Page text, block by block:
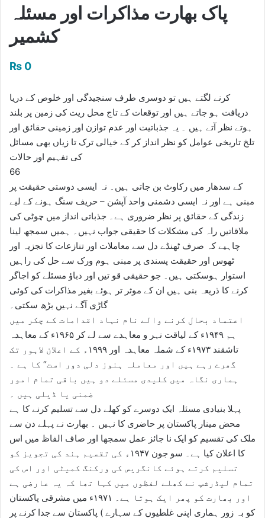
پاک بھارت مذاکرات اور مسئلہ
کشمیر
₨ 0
کرنے لگتے ہیں تو دوسری طرف سنجیدگی اور خلوص کے دریا
دریافت ہو جاتے ہیں اور توقعات کے تاج محل ریت کی زمین پر بلند
ہوتے نظر آتے ہیں ۔ یہ جذباتیت اور عدم توازن اور زمینی حقائق اور
تلخ تاریخی عوامل کو نظر انداز کر کے خیالی ترک تا زیاں بھی مسائل
کی تفہیم اور حالات
66
کے سدھار میں رکاوٹ بن جاتی ہیں۔ نہ ایسی دوستی حقیقت پر
مبنی ہے اور نہ ایسی دشمنی واحد آپشن – حریف سنگ ہونے کے لیے
زندگی کے حقائق پر نظر ضروری ہے۔ جذباتی انداز میں چوٹی کی
ملاقاتیں راہ کی مشکلات کا حقیقی جواب نہیں۔ ہمیں سمجھ لینا
چاہیے کہ صرف ٹھنڈے دل سے معاملات اور تنازعات کا تجزیہ اور
ٹھوس اور حقیقت پسندی پر مبنی ہوم ورک سے حل کی راہیں
استوار ہوسکتی ہیں۔ جو حقیقی قو تیں اور دباؤ مسئلے کو اجاگر
کرنے کا ذریعہ بنی ہیں ان کے موثر تر ہوئے بغیر مذاکرات کی کوئی
گاڑی آگے نہیں بڑھ سکتی۔
اعتماد بحال کرنے والے نام نہاد اقدامات کے چکر میں
ہم ۱۹۴۹ء کے لیاقت نہر و معاہدے سے لے کر ۱۹۶۵ء کے معاہدہ
تاشقند ۱۹۷۳ء کے شملہ معاہدہ اور ۱۹۹۹ء کے اعلان لاہور تک
گھرے رہے ہیں اور معاملہ ہنوز دلی دور است“ کا ہے ۔
ہماری نگاہ میں کلیدی مسئلے دو ہیں باقی تمام امور
ضمنی یا ڈیلی ہیں ۔
پہلا بنیادی مسئلہ ایک دوسرے کو کھلے دل سے تسلیم کرنے کا ہے
محض مینار پاکستان پر حاضری کا نہیں ۔ بھارت نے پہلے دن سے
ملک کی تقسیم کو ایک نا جائز عمل سمجھا اور صاف الفاظ میں اس
کا اعلان کیا ہے۔ سو جون ۱۹۴۷ء کی تقسیم ہند کی تجویز کو
تسلیم کرتے ہوئے کانگریس کی ورکنگ کمیٹی اور اس کی
تمام لیڈرشپ نے کھلے لفظوں میں کہا تھا کہ یہ عارضی ہے
اور بھارت کو پھر ایک ہوتا ہے۔ ۱۹۷۱ء میں مشرقی پاکستان
کو بہ زور ہماری اپنی غلطیوں کے سہارے ) پاکستان سے جدا کرنے پر